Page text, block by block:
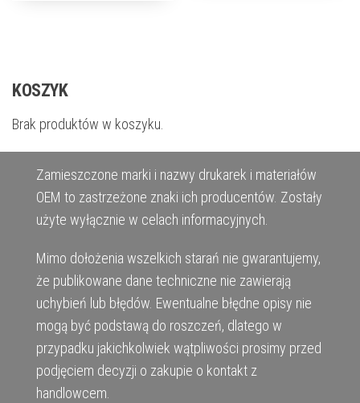
KOSZYK
Brak produktów w koszyku.
Zamieszczone marki i nazwy drukarek i materiałów
OEM to zastrzeżone znaki ich producentów. Zostały
użyte wyłącznie w celach informacyjnych.
Mimo dołożenia wszelkich starań nie gwarantujemy,
że publikowane dane techniczne nie zawierają
uchybień lub błędów. Ewentualne błędne opisy nie
mogą być podstawą do roszczeń, dlatego w
przypadku jakichkolwiek wątpliwości prosimy przed
podjęciem decyzji o zakupie o kontakt z
handlowcem.